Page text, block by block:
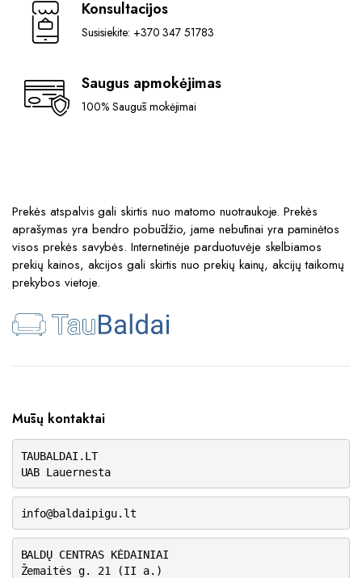
Konsultacijos
Susisiekite: +370 347 51783
Saugus apmokėjimas
100% Saugūs mokėjimai
Prekės atspalvis gali skirtis nuo matomo nuotraukoje. Prekės
aprašymas yra bendro pobūdžio, jame nebūtinai yra paminėtos
visos prekės savybės. Internetinėje parduotuvėje skelbiamos
prekių kainos, akcijos gali skirtis nuo prekių kainų, akcijų taikomų
prekybos vietoje.
Mūsų kontaktai
TAUBALDAI.LT
UAB Lauernesta
info@baldaipigu.lt
BALDŲ CENTRAS KĖDAINIAI
Žemaitės g. 21 (II a.)